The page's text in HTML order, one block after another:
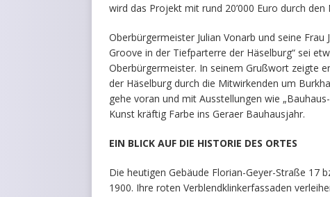
wird das Projekt mit rund 20’000 Euro durch den
Oberbürgermeister Julian Vonarb und seine
Groove in der Tiefparterre der Häselburg“ sei
Oberbürgermeister. In seinem Grußwort zeigte
der Häselburg durch die Mitwirkenden um
gehe voran und mit Ausstellungen wie
Kunst kräftig Farbe ins Geraer Bauhausjahr.
EIN BLICK AUF DIE HISTORIE DES ORTES
Die heutigen Gebäude Florian-Geyer-Straße 17
1900. Ihre roten Verblendklinkerfassaden